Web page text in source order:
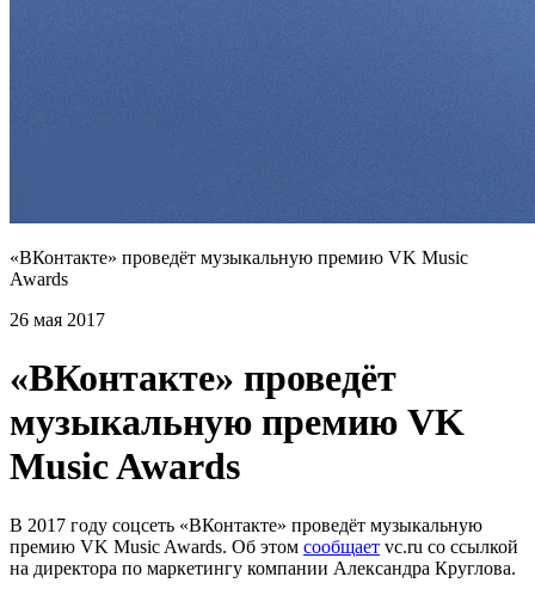
«ВКонтакте» проведёт музыкальную премию VK Music
Awards
26 мая 2017
«ВКонтакте» проведёт
музыкальную премию VK
Music Awards
В 2017 году соцсеть «ВКонтакте» проведёт музыкальную
премию VK Music Awards. Об этом сообщает vc.ru со ссылкой
на директора по маркетингу компании Александра Круглова.